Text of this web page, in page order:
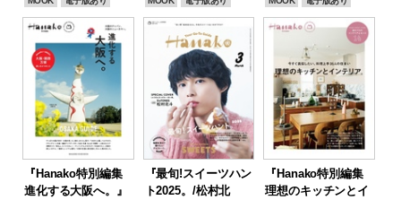
『Hanako特別編集
進化する大阪へ。』
『最旬!スイーツハン
ト2025。/松村北
『Hanako特別編集
理想のキッチンとイ